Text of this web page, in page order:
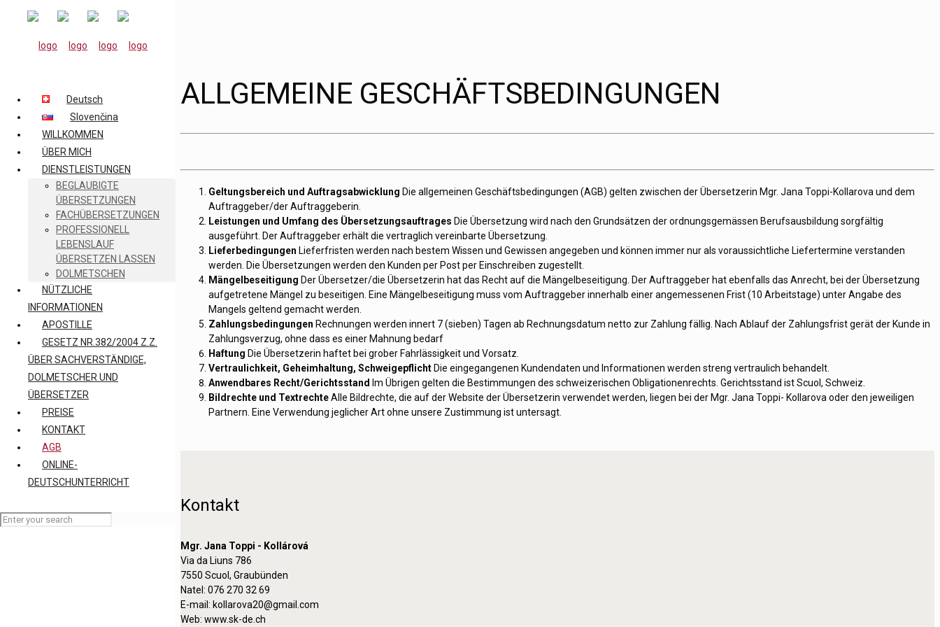
Deutsch
Slovenčina
WILLKOMMEN
ÜBER MICH
DIENSTLEISTUNGEN
BEGLAUBIGTE
ÜBERSETZUNGEN
FACHÜBERSETZUNGEN
PROFESSIONELL
LEBENSLAUF
ÜBERSETZEN LASSEN
DOLMETSCHEN
NÜTZLICHE
INFORMATIONEN
APOSTILLE
GESETZ NR.382/2004 Z.Z.
ÜBER SACHVERSTÄNDIGE,
DOLMETSCHER UND
ÜBERSETZER
PREISE
KONTAKT
AGB
ONLINE-
DEUTSCHUNTERRICHT
ALLGEMEINE GESCHÄFTSBEDINGUNGEN
Geltungsbereich und Auftragsabwicklung Die allgemeinen Geschäftsbedingungen (AGB) gelten zwischen der Übersetzerin Mgr. Jana Toppi-Kollarova und dem
Auftraggeber/der Auftraggeberin.
Leistungen und Umfang des Übersetzungsauftrages Die Übersetzung wird nach den Grundsätzen der ordnungsgemässen Berufsausbildung sorgfältig
ausgeführt. Der Auftraggeber erhält die vertraglich vereinbarte Übersetzung.
Lieferbedingungen Lieferfristen werden nach bestem Wissen und Gewissen angegeben und können immer nur als voraussichtliche Liefertermine verstanden
werden. Die Übersetzungen werden den Kunden per Post per Einschreiben zugestellt.
Mängelbeseitigung Der Übersetzer/die Übersetzerin hat das Recht auf die Mängelbeseitigung. Der Auftraggeber hat ebenfalls das Anrecht, bei der Übersetzung
aufgetretene Mängel zu beseitigen. Eine Mängelbeseitigung muss vom Auftraggeber innerhalb einer angemessenen Frist (10 Arbeitstage) unter Angabe des
Mangels geltend gemacht werden.
Zahlungsbedingungen Rechnungen werden innert 7 (sieben) Tagen ab Rechnungsdatum netto zur Zahlung fällig. Nach Ablauf der Zahlungsfrist gerät der Kunde in
Zahlungsverzug, ohne dass es einer Mahnung bedarf
Haftung Die Übersetzerin haftet bei grober Fahrlässigkeit und Vorsatz.
Vertraulichkeit, Geheimhaltung, Schweigepflicht Die eingegangenen Kundendaten und Informationen werden streng vertraulich behandelt.
Anwendbares Recht/Gerichtsstand Im Übrigen gelten die Bestimmungen des schweizerischen Obligationenrechts. Gerichtsstand ist Scuol, Schweiz.
Bildrechte und TextrechteAlle Bildrechte, die auf der Website der Übersetzerin verwendet werden, liegen bei der Mgr. Jana Toppi- Kollarova oder den jeweiligen
Partnern. Eine Verwendung jeglicher Art ohne unsere Zustimmung ist untersagt.
Kontakt
Mgr. Jana Toppi - Kollárová
Via da Liuns 786
7550 Scuol, Graubünden
Natel: 076 270 32 69
E-mail: kollarova20@gmail.com
Web: www.sk-de.ch